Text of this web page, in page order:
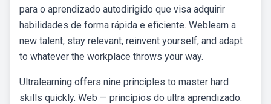
para o aprendizado autodirigido que visa adquirir
habilidades de forma rápida e eficiente. Weblearn a
new talent, stay relevant, reinvent yourself, and adapt
to whatever the workplace throws your way.
Ultralearning offers nine principles to master hard
skills quickly. Web — princípios do ultra aprendizado.